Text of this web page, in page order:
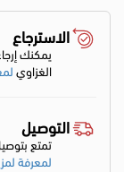
الاسترجاع
يمكنك
الغزاوي
التوصيل
تمتع
لمعرفة